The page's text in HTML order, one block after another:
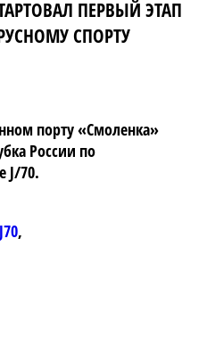
ПЕРВЫЙ ЭТАП
СПОРТУ
порту «Смоленка»
России по
J/70.
J70,